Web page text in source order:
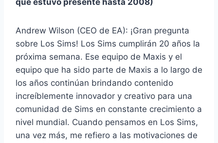
que estuvo presente hasta 2008)
Andrew Wilson (CEO de EA): ¡Gran pregunta
sobre Los Sims! Los Sims cumplirán 20 años la
próxima semana. Ese equipo de Maxis y el
equipo que ha sido parte de Maxis a lo largo de
los años continúan brindando contenido
increíblemente innovador y creativo para una
comunidad de Sims en constante crecimiento a
nivel mundial. Cuando pensamos en Los Sims,
una vez más, me refiero a las motivaciones de